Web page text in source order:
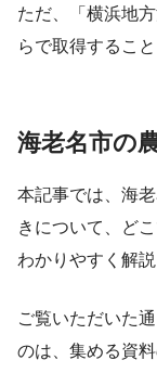
ただ、「横浜地
らで取得すること
海老名市の
本記事では、海
きについて、ど
わかりやすく解説
ご覧いただいた
のは、集める資